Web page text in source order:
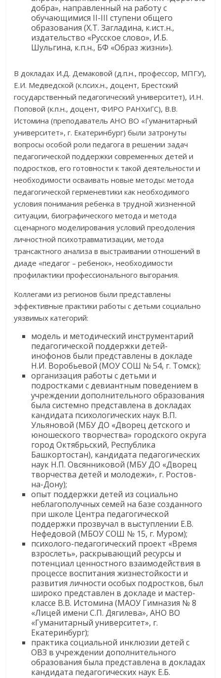
добра», направленный на работу с
обучающимися II-III ступени общего
образования (Х.Т. Загладина, к.ист.н.,
издательство «Русское слово», И.Б.
Шульгина, к.п.н., БФ «Образ жизни»).
В докладах И.Д. Демаковой (д.п.н., профессор, МПГУ),
Е.И. Медведской (к.псих.н., доцент, Брестский
государственный педагогический университет), И.Н.
Поповой (к.п.н., доцент, ФИРО РАНХиГС), В.В.
Истомина (преподаватель АНО ВО «Гуманитарный
университет», г. Екатеринбург) были затронуты
вопросы особой роли педагога в решении задач
педагогической поддержки современных детей и
подростков, его готовности к такой деятельности и
необходимости осваивать новые методы: метода
педагогической герменевтики как необходимого
условия понимания ребенка в трудной жизненной
ситуации, биографического метода и метода
сценарного моделирования условий преодоления
личностной психотравматизации, метода
трансактного анализа в выстраивании отношений в
диаде «педагог – ребенок», необходимости
профилактики профессионального выгорания.
Коллегами из регионов были представлены
эффективные практики работы с детьми социально
уязвимых категорий:
модель и методический инструментарий
педагогической поддержки детей-
инофонов были представлены в докладе
Н.И. Воробьевой (МОУ СОШ № 54, г. Томск);
организация работы с детьми и
подростками с девиантным поведением в
учреждении дополнительного образования
была системно представлена в докладах
кандидата психологических наук В.П.
Ульяновой (МБУ ДО «Дворец детского и
юношеского творчества» городского округа
город Октябрьский, Республика
Башкортостан), кандидата педагогических
наук Н.П. Овсянниковой (МБУ ДО «Дворец
творчества детей и молодежи», г. Ростов-
на-Дону);
опыт поддержки детей из социально
неблагополучных семей на базе созданного
при школе Центра педагогической
поддержки прозвучал в выступлении Е.В.
Нефедовой (МБОУ СОШ № 15, г. Муром);
психолого-педагогический проект «Время
взрослеть», раскрывающий ресурсы и
потенциал ценностного взаимодействия в
процессе воспитания жизнестойкости и
развития личности особых подростков, был
широко представлен в докладе и мастер-
классе В.В. Истомина (МАОУ Гимназия № 8
«Лицей имени С.П. Дягилева», АНО ВО
«Гуманитарный университет», г.
Екатеринбург);
практика социальной инклюзии детей с
ОВЗ в учреждении дополнительного
образования была представлена в докладах
кандидата педагогических наук Е.Б.